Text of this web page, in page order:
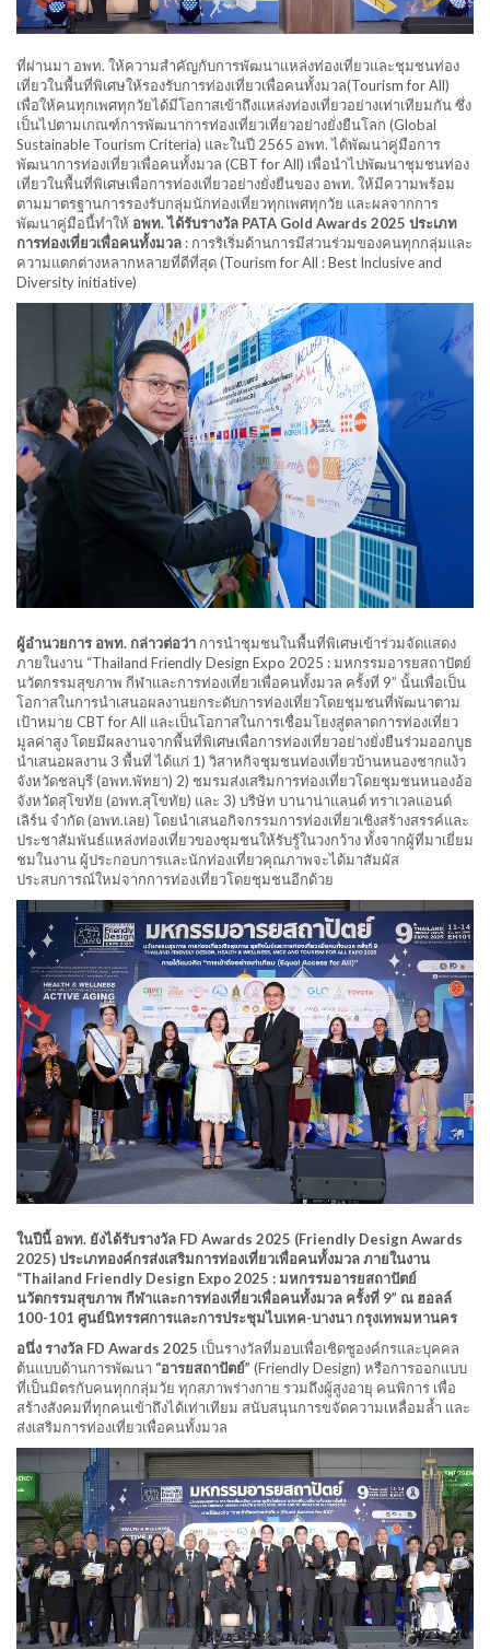
ที่ผ่านมา อพท. ให้ความสำคัญกับการพัฒนาแหล่งท่องเที่ยวและชุมชนท่อง
เที่ยวในพื้นที่พิเศษให้รองรับการท่องเที่ยวเพื่อคนทั้งมวล(Tourism for All)
เพื่อให้คนทุกเพศทุกวัยได้มีโอกาสเข้าถึงแหล่งท่องเที่ยวอย่างเท่าเทียมกัน ซึ่ง
เป็นไปตามเกณฑ์การพัฒนาการท่องเที่ยวเที่ยวอย่างยั่งยืนโลก (Global
Sustainable Tourism Criteria) และในปี 2565 อพท. ได้พัฒนาคู่มือการ
พัฒนาการท่องเที่ยวเพื่อคนทั้งมวล (CBT for All) เพื่อนำไปพัฒนาชุมชนท่อง
เที่ยวในพื้นที่พิเศษเพื่อการท่องเที่ยวอย่างยั่งยืนของ อพท. ให้มีความพร้อม
ตามมาตรฐานการรองรับกลุ่มนักท่องเที่ยวทุกเพศทุกวัย และผลจากการ
พัฒนาคู่มือนี้ทำให้ อพท. ได้รับรางวัล PATA Gold Awards 2025 ประเภท
การท่องเที่ยวเพื่อคนทั้งมวล : การริเริ่มด้านการมีส่วนร่วมของคนทุกกลุ่มและ
ความแตกต่างหลากหลายที่ดีที่สุด (Tourism for All : Best Inclusive and
Diversity initiative)
ผู้อำนวยการ อพท. กล่าวต่อว่า การนำชุมชนในพื้นที่พิเศษเข้าร่วมจัดแสดง
ภายในงาน “Thailand Friendly Design Expo 2025 : มหกรรมอารยสถาปัตย์
นวัตกรรมสุขภาพ กีฬาและการท่องเที่ยวเพื่อคนทั้งมวล ครั้งที่ 9” นั้นเพื่อเป็น
โอกาสในการนำเสนอผลงานยกระดับการท่องเที่ยวโดยชุมชนที่พัฒนาตาม
เป้าหมาย CBT for All และเป็นโอกาสในการเชื่อมโยงสู่ตลาดการท่องเที่ยว
มูลค่าสูง โดยมีผลงานจากพื้นที่พิเศษเพื่อการท่องเที่ยวอย่างยั่งยืนร่วมออกบูธ
นำเสนอผลงาน 3 พื้นที่ ได้แก่ 1) วิสาหกิจชุมชนท่องเที่ยวบ้านหนองชากแง้ว
จังหวัดชลบุรี (อพท.พัทยา) 2) ชมรมส่งเสริมการท่องเที่ยวโดยชุมชนหนองอ้อ
จังหวัดสุโขทัย (อพท.สุโขทัย) และ 3) บริษัท บานาน่าแลนด์ ทราเวลแอนด์
เลิร์น จำกัด (อพท.เลย) โดยนำเสนอกิจกรรมการท่องเที่ยวเชิงสร้างสรรค์และ
ประชาสัมพันธ์แหล่งท่องเที่ยวของชุมชนให้รับรู้ในวงกว้าง ทั้งจากผู้ที่มาเยี่ยม
ชมในงาน ผู้ประกอบการและนักท่องเที่ยวคุณภาพจะได้มาสัมผัส
ประสบการณ์ใหม่จากการท่องเที่ยวโดยชุมชนอีกด้วย
ในปีนี้ อพท. ยังได้รับรางวัล FD Awards 2025 (Friendly Design Awards
2025) ประเภทองค์กรส่งเสริมการท่องเที่ยวเพื่อคนทั้งมวล ภายในงาน
“Thailand Friendly Design Expo 2025 : มหกรรมอารยสถาปัตย์
นวัตกรรมสุขภาพ กีฬาและการท่องเที่ยวเพื่อคนทั้งมวล ครั้งที่ 9” ณ ฮอลล์
100-101 ศูนย์นิทรรศการและการประชุมไบเทค-บางนา กรุงเทพมหานคร
อนึ่ง รางวัล FD Awards 2025 เป็นรางวัลที่มอบเพื่อเชิดชูองค์กรและบุคคล
ต้นแบบด้านการพัฒนา “อารยสถาปัตย์” (Friendly Design) หรือการออกแบบ
ที่เป็นมิตรกับคนทุกกลุ่มวัย ทุกสภาพร่างกาย รวมถึงผู้สูงอายุ คนพิการ เพื่อ
สร้างสังคมที่ทุกคนเข้าถึงได้เท่าเทียม สนับสนุนการขจัดความเหลื่อมล้ำ และ
ส่งเสริมการท่องเที่ยวเพื่อคนทั้งมวล